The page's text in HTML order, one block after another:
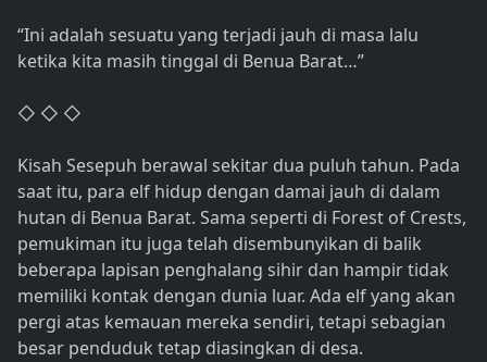
“Ini adalah sesuatu yang terjadi jauh di masa lalu
ketika kita masih tinggal di Benua Barat…”
◇ ◇ ◇
Kisah Sesepuh berawal sekitar dua puluh tahun. Pada
saat itu, para elf hidup dengan damai jauh di dalam
hutan di Benua Barat. Sama seperti di Forest of Crests,
pemukiman itu juga telah disembunyikan di balik
beberapa lapisan penghalang sihir dan hampir tidak
memiliki kontak dengan dunia luar. Ada elf yang akan
pergi atas kemauan mereka sendiri, tetapi sebagian
besar penduduk tetap diasingkan di desa.